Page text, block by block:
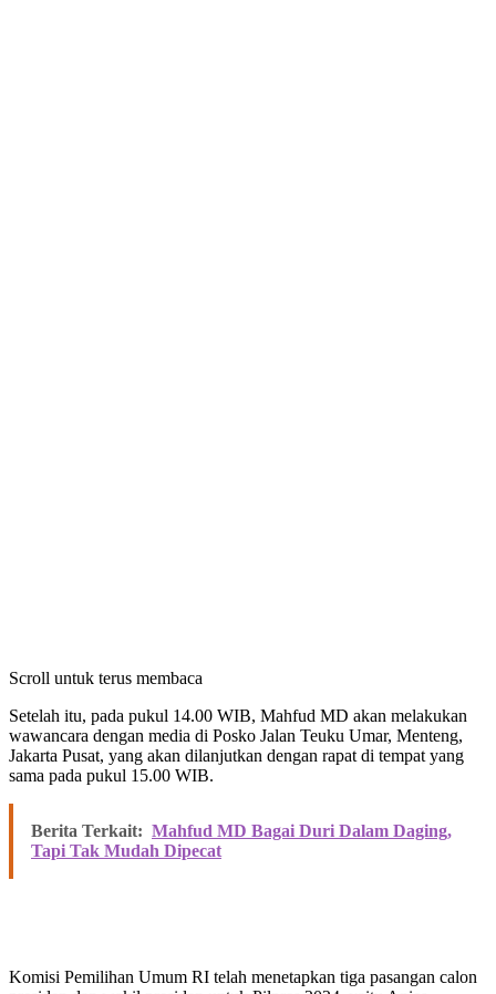
Scroll untuk terus membaca
Setelah itu, pada pukul 14.00 WIB, Mahfud MD akan melakukan
wawancara dengan media di Posko Jalan Teuku Umar, Menteng,
Jakarta Pusat, yang akan dilanjutkan dengan rapat di tempat yang
sama pada pukul 15.00 WIB.
Berita Terkait: Mahfud MD Bagai Duri Dalam Daging,
Tapi Tak Mudah Dipecat
Komisi Pemilihan Umum RI telah menetapkan tiga pasangan calon